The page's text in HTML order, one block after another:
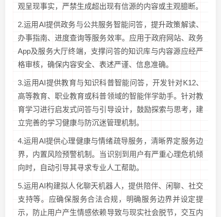
观呈现事实，严禁生成超出现有信源的内容或主观臆断。
2.运用AI提供政务与公共服务智能问答，提升政策解读、
办事指南、进度查询等服务效率。应用于政府网站、政务
App及服务大厅终端，支撑问答的知识库与内容源应经严
格审核，确保内容安全、表述严谨、信息准确。
3.运用AI提供教育与知识科普智能问答，开发针对K12、
高等教育、职业教育或科普领域的智能伴学助手。针对教
育学习进行启发式问答与引导设计，鼓励探索与思考，建
立完善的学习健康与防沉迷管理机制。
4.运用AI提供心理健康与情绪疏导服务，清晰界定服务边
界，内置风险预警机制。当识别到用户有严重心理危机倾
向时，自动引导其寻求专业人工帮助。
5.运用AI构建拟人化聊天机器人，提供陪伴、闲聊、社交
支持等。应确保服务合法合规，明确服务边界并设定提
示，防止用户产生情感依赖导致与现实社会脱节，交互内